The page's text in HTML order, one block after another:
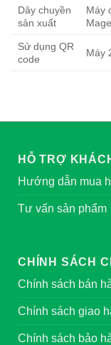
Dây chuyền
sản xuất
Máy
Sử dụng QR
code
Máy
HỖ TRỢ
Hướng dẫn mua
Tư vấn sản phẩm
CHÍNH SÁCH
Chính sách bán
Chính sách giao
Chính sách bảo